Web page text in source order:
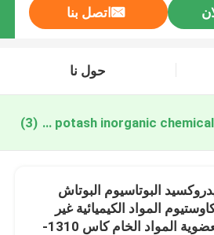
اتصل بنا
حول نا
caustic potash inorganic chemicals raw material التصنيع عبر الإنترنت (3)
البوتاسيوم البوتاش
المواد الكيميائية غير
العضوية المواد الخام كاس 1310-